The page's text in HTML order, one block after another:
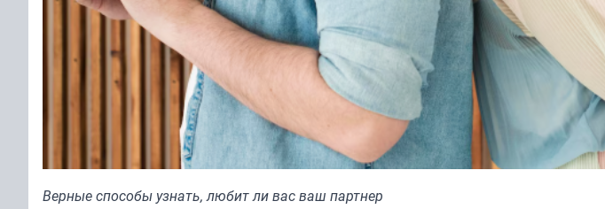
Верные способы узнать, любит ли вас ваш партнер